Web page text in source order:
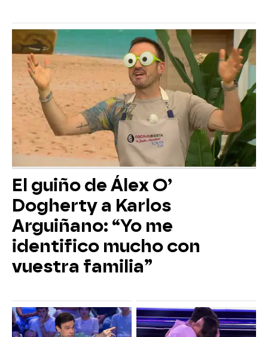
El guiño de Álex O’
Dogherty a Karlos
Arguiñano: “Yo me
identifico mucho con
vuestra familia”